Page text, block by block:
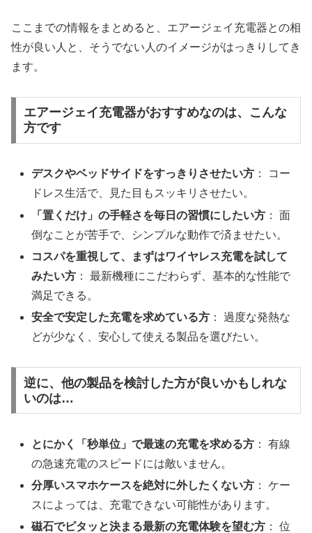
ここまでの情報をまとめると、エアージェイ充電器との相
性が良い人と、そうでない人のイメージがはっきりしてき
ます。
エアージェイ充電器がおすすめなのは、こんな
方です
デスクやベッドサイドをすっきりさせたい方 ： コー
ドレス生活で、見た目もスッキリさせたい。
「置くだけ」の手軽さを毎日の習慣にしたい方 ： 面
倒なことが苦手で、シンプルな動作で済ませたい。
コスパを重視して、まずはワイヤレス充電を試して
みたい方 ： 最新機種にこだわらず、基本的な性能で
満足できる。
安全で安定した充電を求めている方 ： 過度な発熱な
どが少なく、安心して使える製品を選びたい。
逆に、他の製品を検討した方が良いかもしれな
いのは…
とにかく「秒単位」で最速の充電を求める方 ： 有線
の急速充電のスピードには敵いません。
分厚いスマホケースを絶対に外したくない方 ： ケー
スによっては、充電できない可能性があります。
磁石でピタッと決まる最新の充電体験を望む方 ： 位